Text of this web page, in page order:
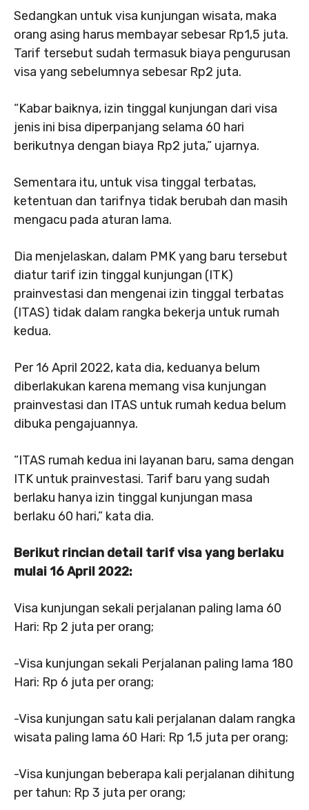
Sedangkan untuk visa kunjungan wisata, maka
orang asing harus membayar sebesar Rp1,5 juta.
Tarif tersebut sudah termasuk biaya pengurusan
visa yang sebelumnya sebesar Rp2 juta.
“Kabar baiknya, izin tinggal kunjungan dari visa
jenis ini bisa diperpanjang selama 60 hari
berikutnya dengan biaya Rp2 juta,” ujarnya.
Sementara itu, untuk visa tinggal terbatas,
ketentuan dan tarifnya tidak berubah dan masih
mengacu pada aturan lama.
Dia menjelaskan, dalam PMK yang baru tersebut
diatur tarif izin tinggal kunjungan (ITK)
prainvestasi dan mengenai izin tinggal terbatas
(ITAS) tidak dalam rangka bekerja untuk rumah
kedua.
Per 16 April 2022, kata dia, keduanya belum
diberlakukan karena memang visa kunjungan
prainvestasi dan ITAS untuk rumah kedua belum
dibuka pengajuannya.
“ITAS rumah kedua ini layanan baru, sama dengan
ITK untuk prainvestasi. Tarif baru yang sudah
berlaku hanya izin tinggal kunjungan masa
berlaku 60 hari,” kata dia.
Berikut rincian detail tarif visa yang berlaku
mulai 16 April 2022:
Visa kunjungan sekali perjalanan paling lama 60
Hari: Rp 2 juta per orang;
-Visa kunjungan sekali Perjalanan paling lama 180
Hari: Rp 6 juta per orang;
-Visa kunjungan satu kali perjalanan dalam rangka
wisata paling lama 60 Hari: Rp 1,5 juta per orang;
-Visa kunjungan beberapa kali perjalanan dihitung
per tahun: Rp 3 juta per orang;